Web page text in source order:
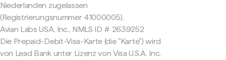
Niederlanden zugelassen
(Registrierungsnummer 41000005).
Avian Labs USA, Inc., NMLS ID # 2639252
Die Prepaid-Debit-Visa-Karte (die "Karte") wird
von Lead Bank unter Lizenz von Visa U.S.A. Inc.